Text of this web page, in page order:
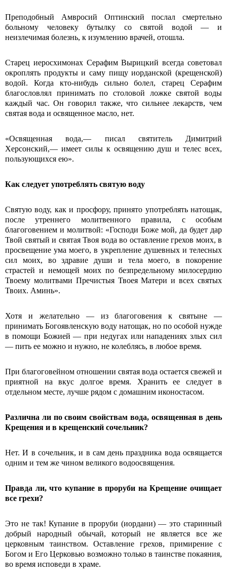
Преподобный Амвросий Оптинский послал смертельно
больному человеку бутылку со святой во­дой — и
неизлечимая болезнь, к изумле­нию врачей, отошла.
Старец иеросхимонах Серафим Вырицкий всегда советовал
окроплять про­дукты и саму пищу иорданской (крещен­ской)
водой. Когда кто-нибудь сильно болел, старец Серафим
благословлял принимать по столовой ложке святой воды
каждый час. Он говорил также, что сильнее лекарств, чем
святая вода и освященное масло, нет.
«Освященная вода,— писал святитель Димитрий
Херсонский,— имеет силы к освящению душ и телес всех,
поль­зующихся ею».
Как следует употреблять святую воду
Святую воду, как и просфору, принято употреблять натощак,
после утреннего молитвенного правила, с особым
благоговением и молитвой: «Господи Боже мой, да будет дар
Твой святый и святая Твоя вода во оставление грехов моих, в
просвещение ума моего, в укрепление душевных и телесных
сил моих, во здравие души и тела моего, в покорение
страстей и немощей моих по безпредельному милосердию
Твоему молитвами Пречистыя Твоея Матери и всех святых
Твоих. Аминь».
Хотя и желательно — из благоговения к святыне —
принимать Богоявленскую воду натощак, но по особой нужде
в помощи Божией — при недугах или нападениях злых сил
— пить ее можно и нужно, не колеблясь, в любое время.
При благоговейном отношении святая вода остается свежей и
приятной на вкус долгое время. Хранить ее следует в
отдельном месте, лучше рядом с домашним иконостасом.
Различна ли по своим свойствам вода, освященная в день
Крещения и в крещенский сочельник?
Нет. И в сочельник, и в сам день праздника вода освящается
одним и тем же чином великого водоосвящения.
Правда ли, что купание в проруби на Крещение очищает
все грехи?
Это не так! Купание в проруби (иордани) ― это старинный
добрый народный обычай, который не является все же
церковным таинством. Оставление грехов, примирение с
Богом и Его Церковью возможно только в таинстве покаяния,
во время исповеди в храме.